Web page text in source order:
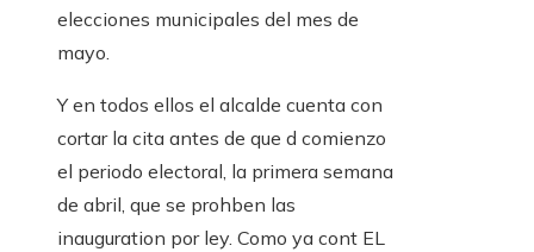
elecciones municipales del mes de
mayo.
Y en todos ellos el alcalde cuenta con
cortar la cita antes de que d comienzo
el periodo electoral, la primera semana
de abril, que se prohben las
inauguration por ley. Como ya cont EL